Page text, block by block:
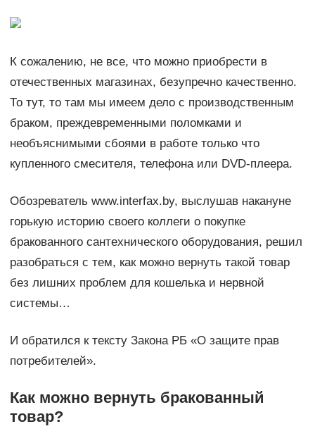
К сожалению, не все, что можно приобрести в
отечественных магазинах, безупречно качественно.
То тут, то там мы имеем дело с производственным
браком, преждевременными поломками и
необъяснимыми сбоями в работе только что
купленного смесителя, телефона или DVD-плеера.
Обозреватель www.interfax.by, выслушав накануне
горькую историю своего коллеги о покупке
бракованного сантехнического оборудования, решил
разобраться с тем, как можно вернуть такой товар
без лишних проблем для кошелька и нервной
системы…
И обратился к тексту Закона РБ «О защите прав
потребителей».
Как можно вернуть бракованный
товар?